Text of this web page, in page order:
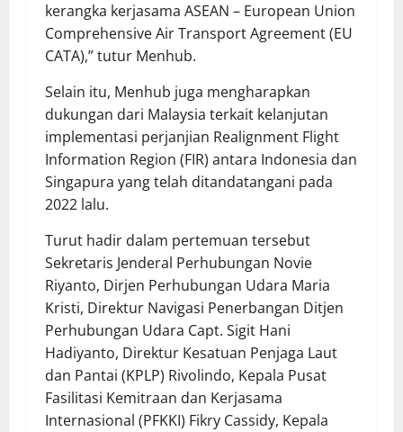
kerangka kerjasama ASEAN – European Union
Comprehensive Air Transport Agreement (EU
CATA),” tutur Menhub.
Selain itu, Menhub juga mengharapkan
dukungan dari Malaysia terkait kelanjutan
implementasi perjanjian Realignment Flight
Information Region (FIR) antara Indonesia dan
Singapura yang telah ditandatangani pada
2022 lalu.
Turut hadir dalam pertemuan tersebut
Sekretaris Jenderal Perhubungan Novie
Riyanto, Dirjen Perhubungan Udara Maria
Kristi, Direktur Navigasi Penerbangan Ditjen
Perhubungan Udara Capt. Sigit Hani
Hadiyanto, Direktur Kesatuan Penjaga Laut
dan Pantai (KPLP) Rivolindo, Kepala Pusat
Fasilitasi Kemitraan dan Kerjasama
Internasional (PFKKI) Fikry Cassidy, Kepala